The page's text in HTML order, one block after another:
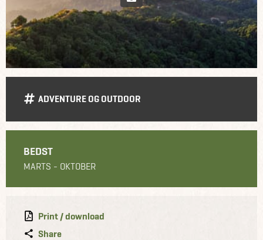
ADVENTURE OG OUTDOOR
BEDST
MARTS - OKTOBER
Print / download
Share